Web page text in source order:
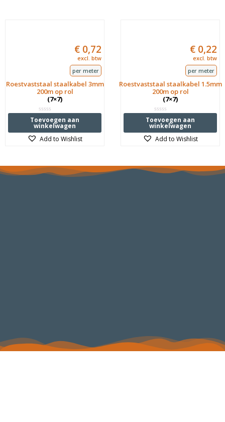
Roestvaststaal staalkabel 3mm
200m op rol
(7×7)
Waardering
0
uit
5
€ 0,72
excl. btw
per meter
Toevoegen aan
winkelwagen
Add to Wishlist
Roestvaststaal staalkabel 1.5mm
200m op rol
(7×7)
Waardering
0
uit
5
€ 0,22
excl. btw
per meter
Toevoegen aan
winkelwagen
Add to Wishlist